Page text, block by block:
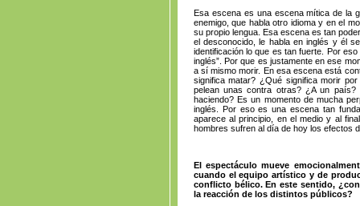
Esa escena es una escena mítica de la
enemigo, que habla otro idioma y en el
su propio lengua. Esa escena es tan
el desconocido, le habla en inglés y él
identificación lo que es tan fuerte. Por
inglés”. Por que es justamente en ese
a sí mismo morir. En esa escena está
significa matar? ¿Qué significa morir
pelean unas contra otras? ¿A un
haciendo? Es un momento de mucha
inglés. Por eso es una escena tan
aparece al principio, en el medio y al
hombres sufren al día de hoy los efectos
El espectáculo mueve
cuando el equipo artístico y de
conflicto bélico. En este sentido,
la reacción de los distintos públicos?